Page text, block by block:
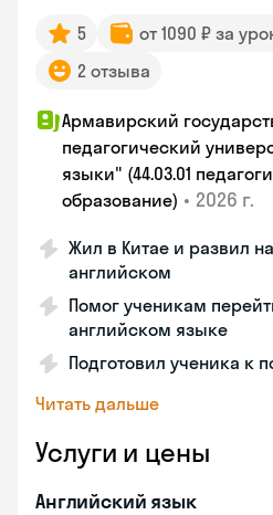
5 от 1090 ₽ за
2 отзыва
Армавирский
педагогический
языки" (44.03.01
образование) • 2026 г.
Жил в Китае и развил
английском
Помог ученикам
английском языке
Подготовил ученика к
Читать дальше
Услуги и цены
Английский язык